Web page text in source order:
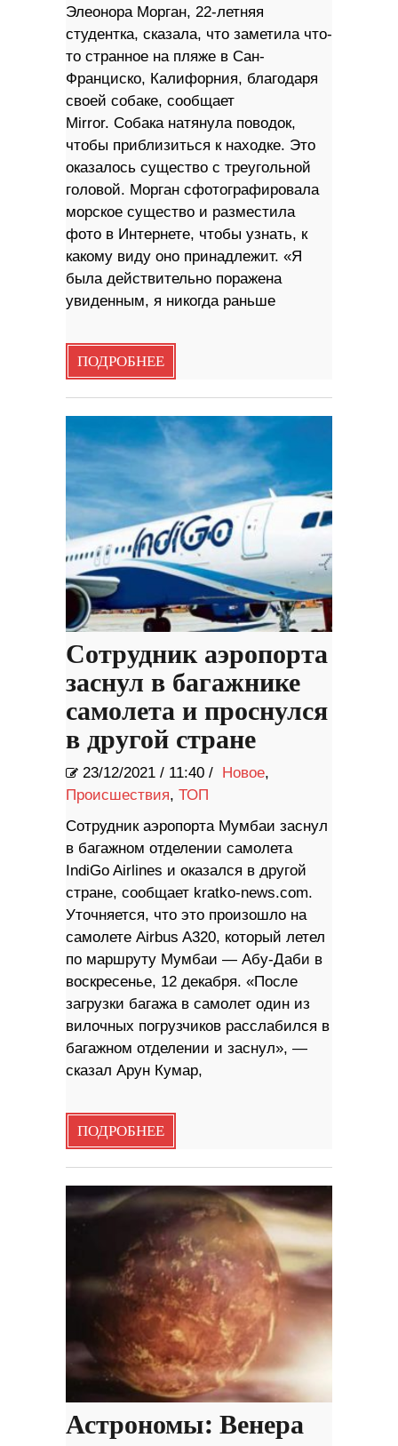
Элеонора Морган, 22-летняя
студентка, сказала, что заметила что-
то странное на пляже в Сан-
Франциско, Калифорния, благодаря
своей собаке, сообщает
Mirror. Собака натянула поводок,
чтобы приблизиться к находке. Это
оказалось существо с треугольной
головой. Морган сфотографировала
морское существо и разместила
фото в Интернете, чтобы узнать, к
какому виду оно принадлежит. «Я
была действительно поражена
увиденным, я никогда раньше
ПОДРОБНЕЕ
Сотрудник аэропорта
заснул в багажнике
самолета и проснулся
в другой стране
23/12/2021 / 11:40 / Новое,
Происшествия, ТОП
Сотрудник аэропорта Мумбаи заснул
в багажном отделении самолета
IndiGo Airlines и оказался в другой
стране, сообщает kratko-news.com.
Уточняется, что это произошло на
самолете Airbus A320, который летел
по маршруту Мумбаи — Абу-Даби в
воскресенье, 12 декабря. «После
загрузки багажа в самолет один из
вилочных погрузчиков расслабился в
багажном отделении и заснул», —
сказал Арун Кумар,
ПОДРОБНЕЕ
Астрономы: Венера